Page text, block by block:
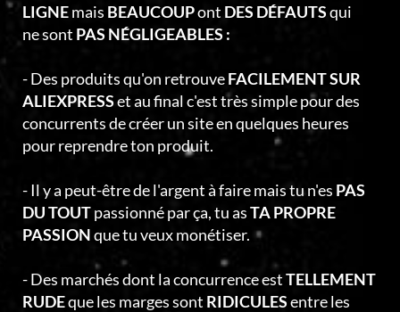
LIGNEmais BEAUCOUPont DES DÉFAUTSqui
ne sont PAS NÉGLIGEABLES :
- Des produits qu'on retrouveFACILEMENT SUR
ALIEXPRESSet au final c'est très simple pour des
concurrents de créer un site en quelques heures
pour reprendre ton produit.
- Il y a peut-être de l'argent à faire mais tu n'es PAS
DU TOUTpassionné par ça, tu asTA PROPRE
PASSIONque tu veux monétiser.
- Des marchés dont la concurrence estTELLEMENT
RUDEque les marges sont RIDICULESentre les